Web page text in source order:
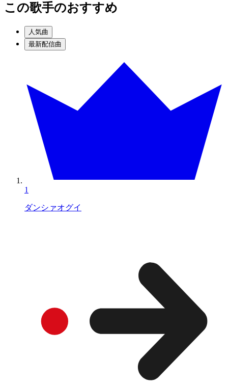
この歌手のおすすめ
人気曲
最新配信曲
1
ダンシァオグイ